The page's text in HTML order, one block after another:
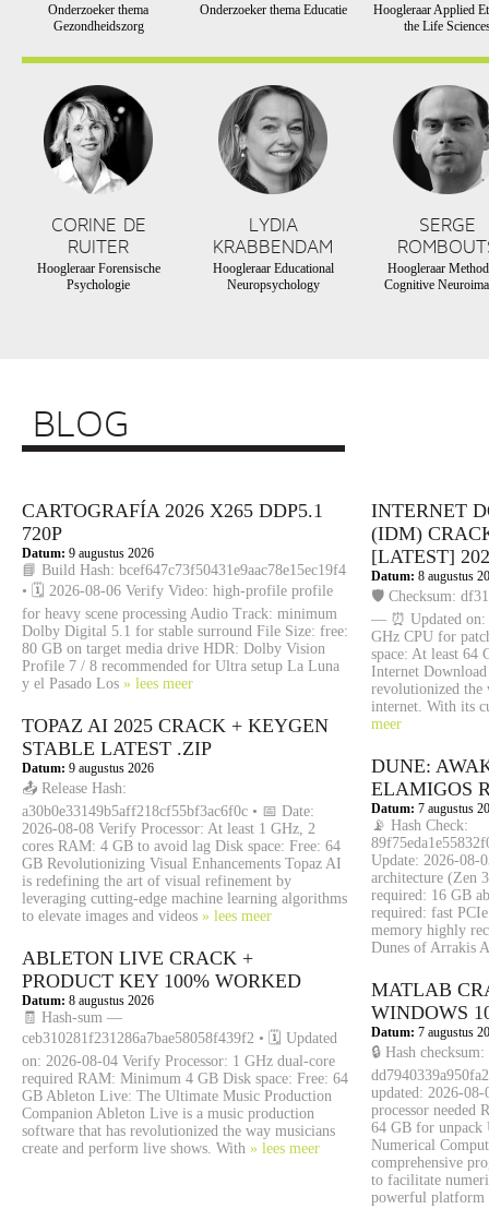
Onderzoeker thema
Gezondheidszorg
Onderzoeker thema Educatie
Hoogleraar Applied
the Life
CORINE DE
RUITER
Hoogleraar Forensische
Psychologie
LYDIA
KRABBENDAM
Hoogleraar Educational
Neuropsychology
SERGE
Hoogleraar
Cognitive
BLOG
CARTOGRAFÍA 2026 X265 DDP5.1
720P
Datum: 9 augustus 2026
📘 Build Hash: bcef647c73f50431e9aac78e15ec19f4
• 🗓 2026-08-06 Verify Video: high-profile profile
for heavy scene processing Audio Track: minimum
Dolby Digital 5.1 for stable surround File Size: free:
80 GB on target media drive HDR: Dolby Vision
Profile 7 / 8 recommended for Ultra setup La Luna
y el Pasado Los » lees meer
TOPAZ AI 2025 CRACK + KEYGEN
STABLE LATEST .ZIP
Datum: 9 augustus 2026
📤 Release Hash:
a30b0e33149b5aff218cf55bf3ac6f0c • 📅 Date:
2026-08-08 Verify Processor: At least 1 GHz, 2
cores RAM: 4 GB to avoid lag Disk space: Free: 64
GB Revolutionizing Visual Enhancements Topaz AI
is redefining the art of visual refinement by
leveraging cutting-edge machine learning algorithms
to elevate images and videos » lees meer
ABLETON LIVE CRACK +
PRODUCT KEY 100% WORKED
Datum: 8 augustus 2026
🧾 Hash-sum —
ceb310281f231286a7bae58058f439f2 • 🗓 Updated
on: 2026-08-04 Verify Processor: 1 GHz dual-core
required RAM: Minimum 4 GB Disk space: Free: 64
GB Ableton Live: The Ultimate Music Production
Companion Ableton Live is a music production
software that has revolutionized the way musicians
create and perform live shows. With » lees meer
INTERNET
(IDM)
[LATEST]
Datum: 8 augustus
🛡️ Checksum:
— ⏰ Updated on:
GHz CPU for
space: At least
Internet
revolutionized the
internet. With its
meer
DUNE:
ELAMIGOS
Datum: 7 augustus
📡 Hash Check:
Update: 2026-08-
architecture (Zen
required: 16 GB
required: fast
memory highly
Dunes of Arrakis
MATLAB
WINDOWS
Datum: 7 augustus
🔒 Hash checksum:
updated: 2026-
processor needed
64 GB for unpack
Numerical
comprehensive
to facilitate
powerful